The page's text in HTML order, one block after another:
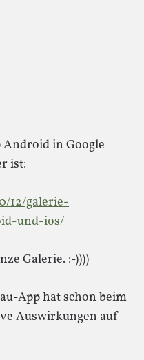
Android in Google
ist:
12/galerie-
und-ios/
Galerie. :-))))
App hat schon beim
Auswirkungen auf